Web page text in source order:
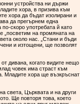
устройства ни държи
хора, в призива към
хора да бъдат изолирани и
да прегърнем една
скоро употребата й като
„посветим на промяната на
около нас. „Стани и бъди
и изтощени, ще позволят
дивана, когато видите нещо
човек има страст към
Младите хора ще възкръснат
света, Църквата и на други
Ще повторя това, което